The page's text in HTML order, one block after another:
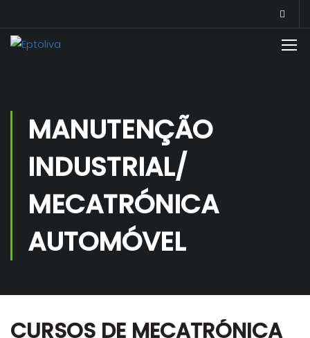
MANUTENÇÃO
INDUSTRIAL/
MECATRÓNICA
AUTOMÓVEL
CURSOS DE MECATRÓNICA